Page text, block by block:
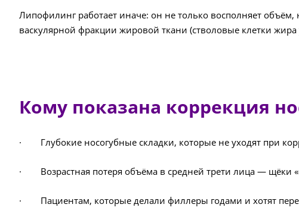
Липофилинг работает иначе: он не только восполняет
васкулярной фракции жировой ткани (стволовые клетки
Кому показана коррекция
· Глубокие носогубные складки, которые не уходят при
· Возрастная потеря объёма в средней трети лица — щёки
· Пациентам, которые делали филлеры годами и хотят